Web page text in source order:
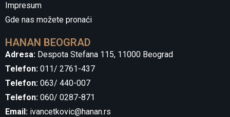
Impresum
Gde nas možete pronaći
HANAN BEOGRAD
Adresa: Despota Stefana 115, 11000 Beograd
Telefon: 011/ 2761-437
Telefon: 063/ 440-007
Telefon: 060/ 0287-871
Email: ivancetkovic@hanan.rs